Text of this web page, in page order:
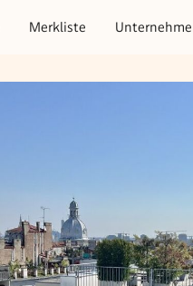
Merkliste